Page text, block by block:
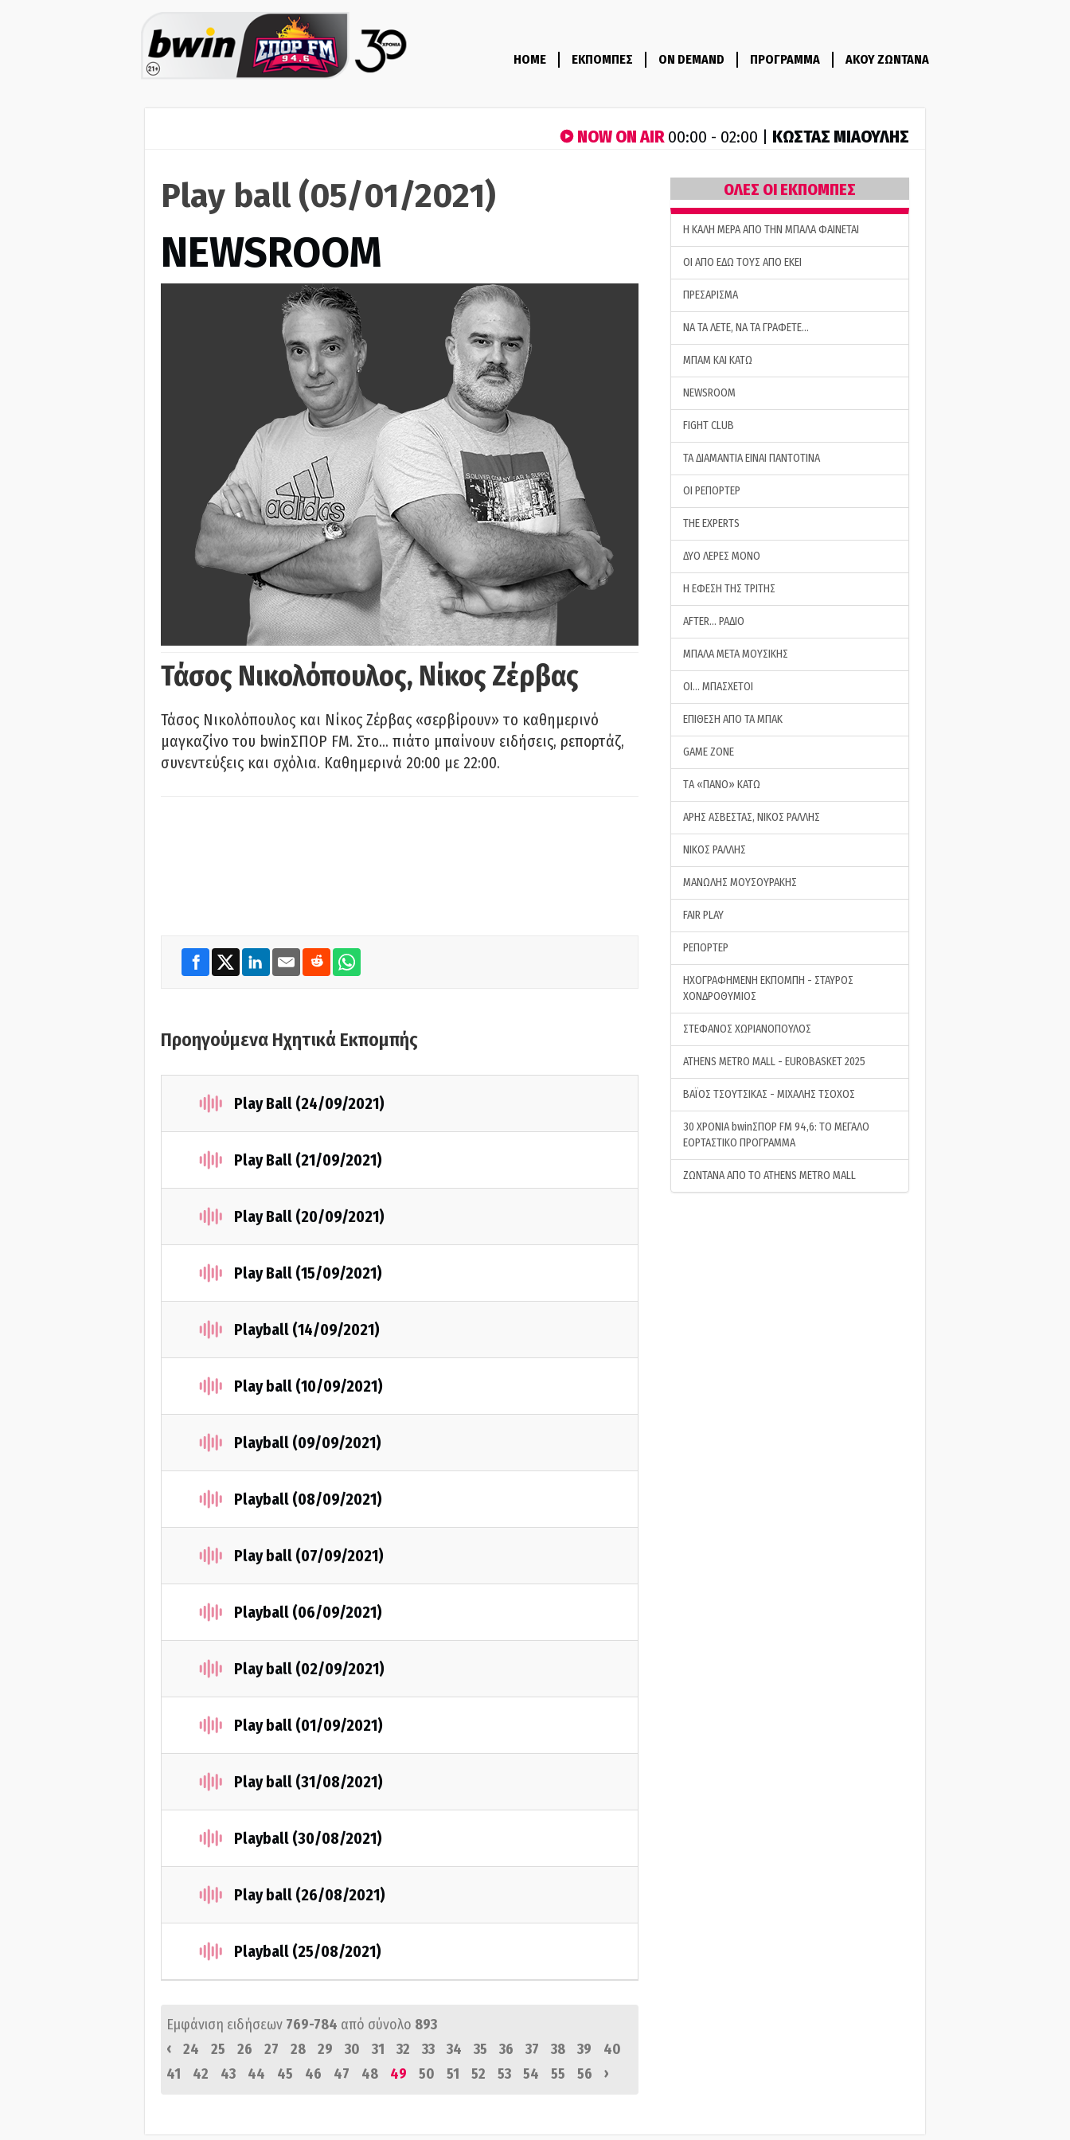
HOME ΕΚΠΟΜΠΕΣ ON DEMAND ΠΡΟΓΡΑΜΜΑ ΑΚΟΥ ΖΩΝΤΑΝΑ
NOW ON AIR00:00 - 02:00 | ΚΩΣΤΑΣ ΜΙΑΟΥΛΗΣ
Play ball (05/01/2021)
NEWSROOM
Τάσος Νικολόπουλος, Νίκος Ζέρβας
Τάσος Νικολόπουλος και Νίκος Ζέρβας «σερβίρουν» το καθημερινό
μαγκαζίνο του bwinΣΠΟΡ FM. Στο… πιάτο μπαίνουν ειδήσεις, ρεπορτάζ,
συνεντεύξεις και σχόλια. Καθημερινά 20:00 με 22:00.
Προηγούμενα Ηχητικά Εκπομπής
Play Ball (24/09/2021)
Play Ball (21/09/2021)
Play Ball (20/09/2021)
Play Ball (15/09/2021)
Playball (14/09/2021)
Play ball (10/09/2021)
Playball (09/09/2021)
Playball (08/09/2021)
Play ball (07/09/2021)
Playball (06/09/2021)
Play ball (02/09/2021)
Play ball (01/09/2021)
Play ball (31/08/2021)
Playball (30/08/2021)
Play ball (26/08/2021)
Playball (25/08/2021)
Εμφάνιση ειδήσεων 769-784 από σύνολο 893
‹
24 25 26 27 28 29 30 31 32 33 34 35 36 37 38 39
40
41
42 43 44 45 46 47 48 49 50 51 52 53 54 55 56 ›
ΟΛΕΣ ΟΙ ΕΚΠΟΜΠΕΣ
H ΚΑΛΗ ΜΕΡΑ ΑΠΟ ΤΗΝ ΜΠΑΛΑ ΦΑΙΝΕΤΑΙ
ΟΙ ΑΠΟ ΕΔΩ ΤΟΥΣ ΑΠΟ ΕΚΕΙ
ΠΡΕΣΑΡΙΣΜΑ
ΝΑ ΤΑ ΛΕΤΕ, ΝΑ ΤΑ ΓΡΑΦΕΤΕ…
ΜΠΑΜ ΚΑΙ ΚΑΤΩ
NEWSROOM
FIGHT CLUB
ΤΑ ΔΙΑΜΑΝΤΙΑ ΕΙΝΑΙ ΠΑΝΤΟΤΙΝΑ
ΟΙ ΡΕΠΟΡΤΕΡ
THE EXPERTS
ΔΥΟ ΛΕΡΕΣ ΜΟΝΟ
Η ΕΦΕΣΗ ΤΗΣ ΤΡΙΤΗΣ
AFTER… ΡΑΔΙΟ
ΜΠΑΛΑ ΜΕΤΑ ΜΟΥΣΙΚΗΣ
ΟΙ… ΜΠΑΣΧΕΤΟΙ
ΕΠΙΘΕΣΗ ΑΠΟ ΤΑ ΜΠΑΚ
GAME ZONE
ΤA «ΠΑΝΟ» ΚΑΤΩ
ΑΡΗΣ ΑΣΒΕΣΤΑΣ, ΝΙΚΟΣ ΡΑΛΛΗΣ
ΝΙΚΟΣ ΡΑΛΛΗΣ
ΜΑΝΩΛΗΣ ΜΟΥΣΟΥΡΑΚΗΣ
FAIR PLAY
ΡΕΠΟΡΤΕΡ
ΗΧΟΓΡΑΦΗΜΕΝΗ ΕΚΠΟΜΠΗ - ΣΤΑΥΡΟΣ
ΧΟΝΔΡΟΘΥΜΙΟΣ
ΣΤΕΦΑΝΟΣ ΧΩΡΙΑΝΟΠΟΥΛΟΣ
ATHENS METRO MALL - EUROBASKET 2025
ΒΑΪΟΣ ΤΣΟΥΤΣΙΚΑΣ - ΜΙΧΑΛΗΣ ΤΣΟΧΟΣ
30 ΧΡΟΝΙΑ bwinΣΠΟΡ FM 94,6: ΤΟ ΜΕΓΑΛΟ
ΕΟΡΤΑΣΤΙΚΟ ΠΡΟΓΡΑΜΜΑ
ΖΩΝΤΑΝΑ ΑΠΟ ΤΟ ATHENS METRO MALL